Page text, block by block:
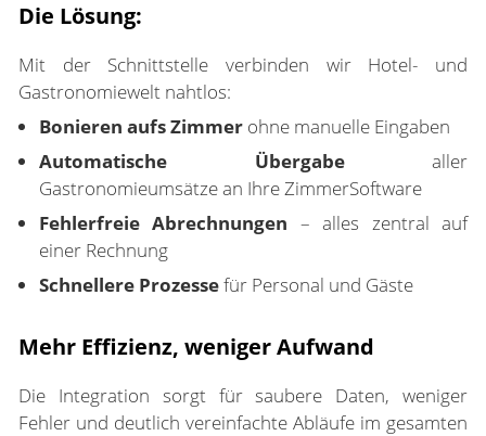
Die Lösung:
Mit der Schnittstelle verbinden wir Hotel- und
Gastronomiewelt nahtlos:
Bonieren aufs Zimmer ohne manuelle Eingaben
Automatische Übergabealler
Gastronomieumsätze an Ihre ZimmerSoftware
Fehlerfreie Abrechnungen – alles zentral auf
einer Rechnung
Schnellere Prozessefür Personal und Gäste
Mehr Effizienz, weniger Aufwand
Die Integration sorgt für saubere Daten, weniger
Fehler und deutlich vereinfachte Abläufe im gesamten